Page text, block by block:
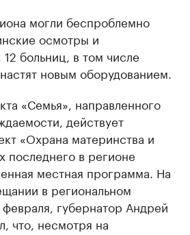
могли беспроблемно
осмотры и
больниц, в том числе
новым оборудованием.
«Семья», направленного
действует
«Охрана материнства и
последнего в регионе
местная программа. На
в региональном
февраля, губернатор Андрей
что, несмотря на